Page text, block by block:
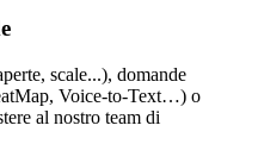
scale...), domande
Voice-to-Text…) o
al nostro team di